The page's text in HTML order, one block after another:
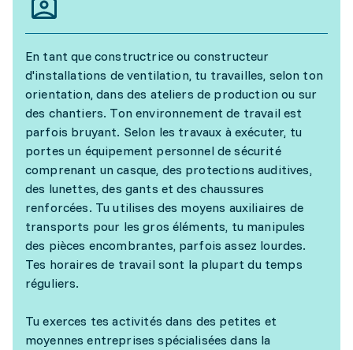
En tant que constructrice ou constructeur
d'installations de ventilation, tu travailles, selon ton
orientation, dans des ateliers de production ou sur
des chantiers. Ton environnement de travail est
parfois bruyant. Selon les travaux à exécuter, tu
portes un équipement personnel de sécurité
comprenant un casque, des protections auditives,
des lunettes, des gants et des chaussures
renforcées. Tu utilises des moyens auxiliaires de
transports pour les gros éléments, tu manipules
des pièces encombrantes, parfois assez lourdes.
Tes horaires de travail sont la plupart du temps
réguliers.
Tu exerces tes activités dans des petites et
moyennes entreprises spécialisées dans la